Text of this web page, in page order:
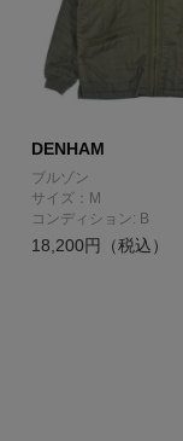
DENHAM
ブルゾン
サイズ：M
コンディション: B
18,200円（税込）